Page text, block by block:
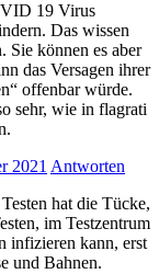
19 Virus
Das wissen
Sie können es aber
das Versagen ihrer
offenbar würde.
sehr, wie in flagrati
2021 Antworten
hat die Tücke,
im Testzentrum
infizieren kann, erst
und Bahnen.